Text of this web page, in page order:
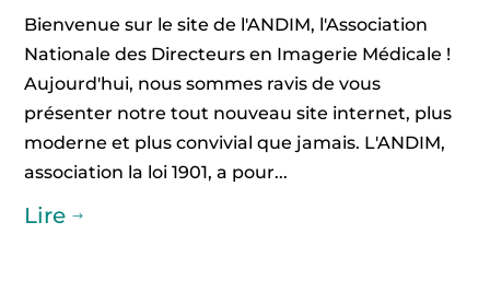
Bienvenue sur le site de l'ANDIM, l'Association
Nationale des Directeurs en Imagerie Médicale !
Aujourd'hui, nous sommes ravis de vous
présenter notre tout nouveau site internet, plus
moderne et plus convivial que jamais. L'ANDIM,
association la loi 1901, a pour...
Lire $